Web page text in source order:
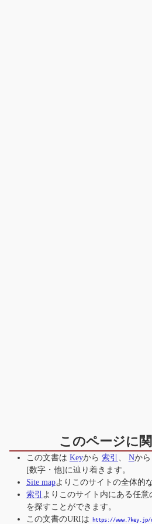
このページに
この文書は Keyから 索引 Nか
[数字・他]に辿り着きます。
Site mapよりこのサイトの全体的
索引 よりこのサイト内にある任
を探すことができます。
この文書のURIは
https://www.7key.jp/